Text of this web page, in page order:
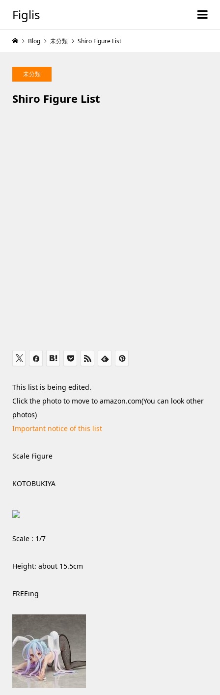
Figlis
未分類
Shiro Figure List
Blog 未分類 Shiro Figure List
This list is being edited.
Click the photo to move to amazon.com(You can look other
photos)
Important notice of this list
Scale Figure
KOTOBUKIYA
Scale : 1/7
Height: about 15.5cm
FREEing